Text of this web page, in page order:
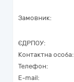
Замовник:
ЄДРПОУ:
Контактна особа:
Телефон:
E-mail: